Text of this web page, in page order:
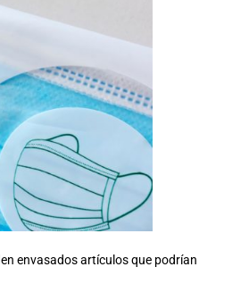
envasados artículos que podrían